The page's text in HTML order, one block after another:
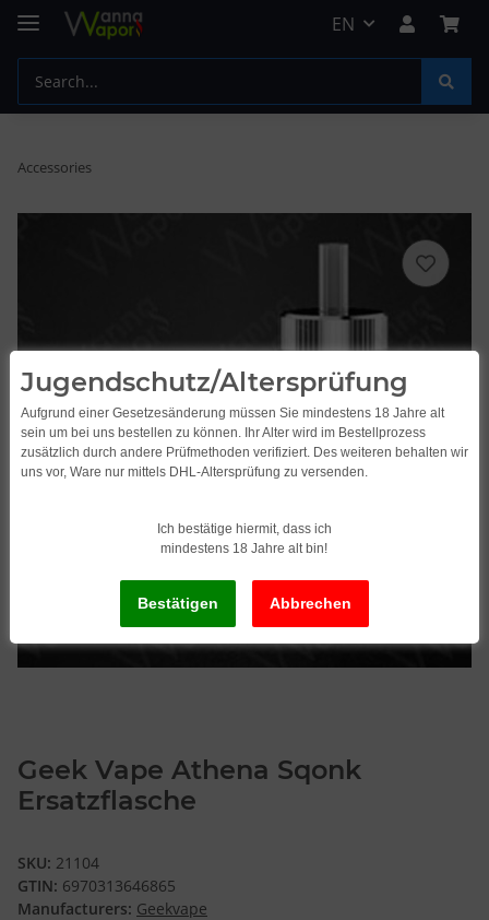
EN
Accessories
Geek Vape Athena Sqonk
Ersatzflasche
SKU: 21104
GTIN: 6970313646865
Manufacturers: Geekvape
Jugendschutz/Altersprüfung
Aufgrund einer Gesetzesänderung müssen Sie mindestens 18 Jahre alt
sein um bei uns bestellen zu können. Ihr Alter wird im Bestellprozess
zusätzlich durch andere Prüfmethoden verifiziert. Des weiteren behalten wir
uns vor, Ware nur mittels DHL-Altersprüfung zu versenden.
Ich bestätige hiermit, dass ich
mindestens 18 Jahre alt bin!